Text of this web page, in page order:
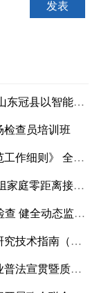
定机构”医保服务能力
检查员培训班
中药材质量源头管控
离接触药品检验
全动态监管机制
指南（试行）
理提升座谈交流活动